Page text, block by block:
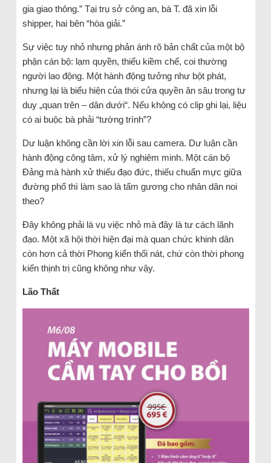
gia giao thông.” Tại trụ sở công an, bà T. đã xin lỗi
shipper, hai bên “hòa giải.”
Sự việc tuy nhỏ nhưng phản ánh rõ bản chất của một bộ
phận cán bộ: lạm quyền, thiếu kiềm chế, coi thường
người lao động. Một hành động tưởng như bột phát,
nhưng lại là biểu hiện của thói cửa quyền ăn sâu trong tư
duy „quan trên – dân dưới“. Nếu không có clip ghi lại, liệu
có ai buộc bà phải “tường trình”?
Dư luận không cần lời xin lỗi sau camera. Dư luận cần
hành động công tâm, xử lý nghiêm minh. Một cán bộ
Đảng mà hành xử thiếu đạo đức, thiếu chuẩn mực giữa
đường phố thì làm sao là tấm gương cho nhân dân noi
theo?
Đây không phải là vụ việc nhỏ mà đây là tư cách lãnh
đạo. Một xã hội thời hiện đại mà quan chức khinh dân
còn hơn cả thời Phong kiến thối nát, chứ còn thời phong
kiến thịnh trị cũng không như vậy.
Lão Thất